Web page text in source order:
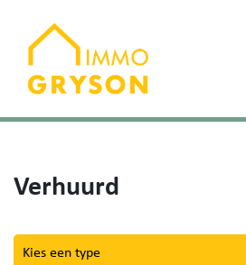
Verhuurd
Kies een type